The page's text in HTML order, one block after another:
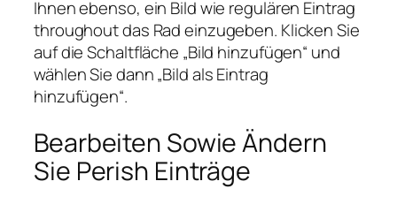
Ihnen ebenso, ein Bild wie regulären Eintrag
throughout das Rad einzugeben. Klicken Sie
auf die Schaltfläche „Bild hinzufügen“ und
wählen Sie dann „Bild als Eintrag
hinzufügen“.
Bearbeiten Sowie Ändern
Sie Perish Einträge